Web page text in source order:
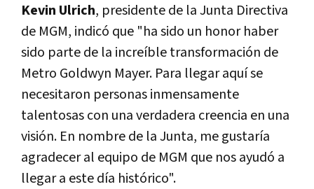
Kevin Ulrich, presidente de la Junta Directiva
de MGM, indicó que "ha sido un honor haber
sido parte de la increíble transformación de
Metro Goldwyn Mayer. Para llegar aquí se
necesitaron personas inmensamente
talentosas con una verdadera creencia en una
visión. En nombre de la Junta, me gustaría
agradecer al equipo de MGM que nos ayudó a
llegar a este día histórico".